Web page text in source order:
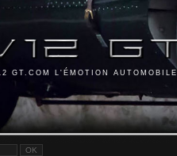
GT.COM L'ÉMOTION AUTOMOBILE